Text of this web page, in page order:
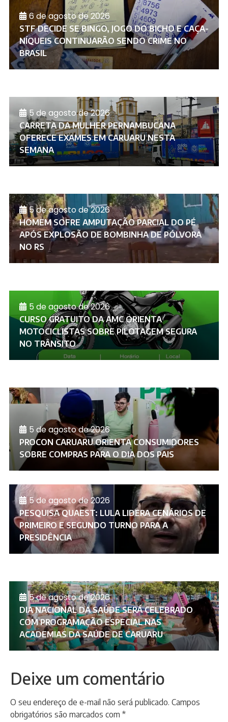
6 de agosto de 2026
STF DECIDE SE BINGO, JOGO DO BICHO E CAÇA-
NÍQUEIS CONTINUARÃO SENDO CRIME NO
BRASIL
5 de agosto de 2026
CARRETA DA MULHER PERNAMBUCANA
OFERECE EXAMES EM CARUARU NESTA
SEMANA
5 de agosto de 2026
HOMEM SOFRE AMPUTAÇÃO PARCIAL DO PÉ
APÓS EXPLOSÃO DE BOMBINHA DE PÓLVORA
NO RS
5 de agosto de 2026
CURSO GRATUITO DA AMC ORIENTA
MOTOCICLISTAS SOBRE PILOTAGEM SEGURA
NO TRÂNSITO
5 de agosto de 2026
PROCON CARUARU ORIENTA CONSUMIDORES
SOBRE COMPRAS PARA O DIA DOS PAIS
5 de agosto de 2026
PESQUISA QUAEST: LULA LIDERA CENÁRIOS DE
PRIMEIRO E SEGUNDO TURNO PARA A
PRESIDÊNCIA
5 de agosto de 2026
DIA NACIONAL DA SAÚDE SERÁ CELEBRADO
COM PROGRAMAÇÃO ESPECIAL NAS
ACADEMIAS DA SAÚDE DE CARUARU
Deixe um comentário
O seu endereço de e-mail não será publicado. Campos
obrigatórios são marcados com *